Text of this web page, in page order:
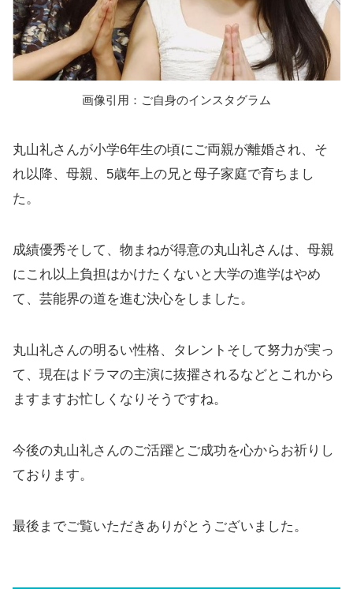
画像引用：ご自身のインスタグラム
丸山礼さんが小学6年生の頃にご両親が離婚され、そ
れ以降、母親、5歳年上の兄と母子家庭で育ちまし
た。
成績優秀そして、物まねが得意の丸山礼さんは、母親
にこれ以上負担はかけたくないと大学の進学はやめ
て、芸能界の道を進む決心をしました。
丸山礼さんの明るい性格、タレントそして努力が実っ
て、現在はドラマの主演に抜擢されるなどとこれから
ますますお忙しくなりそうですね。
今後の丸山礼さんのご活躍とご成功を心からお祈りし
ております。
最後までご覧いただきありがとうございました。